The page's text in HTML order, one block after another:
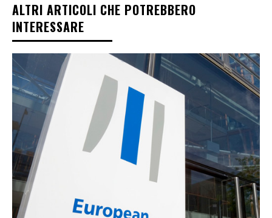
ALTRI ARTICOLI CHE POTREBBERO
INTERESSARE